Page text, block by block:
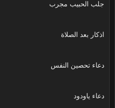
جلب الحبيب مجرب
اذكار بعد الصلاة
دعاء تحصين النفس
دعاء ياودود